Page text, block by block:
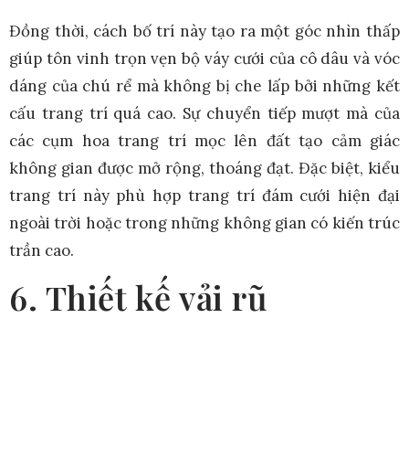
Đồng thời, cách bố trí này tạo ra một góc nhìn thấp
giúp tôn vinh trọn vẹn bộ váy cưới của cô dâu và vóc
dáng của chú rể mà không bị che lấp bởi những kết
cấu trang trí quá cao. Sự chuyển tiếp mượt mà của
các cụm hoa trang trí mọc lên đất tạo cảm giác
không gian được mở rộng, thoáng đạt. Đặc biệt, kiểu
trang trí này phù hợp trang trí đám cưới hiện đại
ngoài trời hoặc trong những không gian có kiến trúc
trần cao.
6. Thiết kế vải rũ